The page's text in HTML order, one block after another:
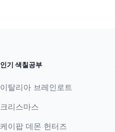
인기 색칠공부
이탈리아 브레인로트
크리스마스
케이팝 데몬 헌터즈